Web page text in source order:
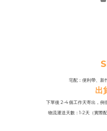
宅配：便利帶、新
出
下單後 2-4 個工作天寄出，例
物流運送天數：1-2天（實際